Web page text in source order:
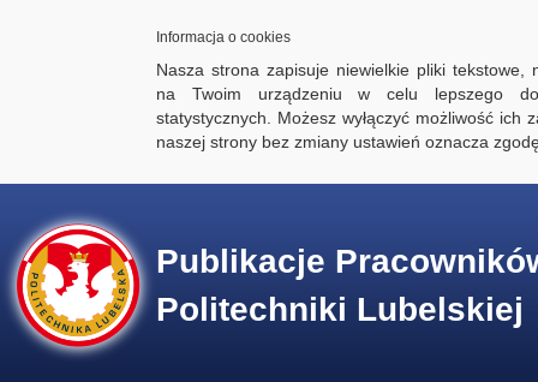
Informacja o cookies
Nasza strona zapisuje niewielkie pliki tekstowe,
na Twoim urządzeniu w celu lepszego
statystycznych. Możesz wyłączyć możliwość ich
naszej strony bez zmiany ustawień oznacza
Publikacje
Politechniki Lubelskiej